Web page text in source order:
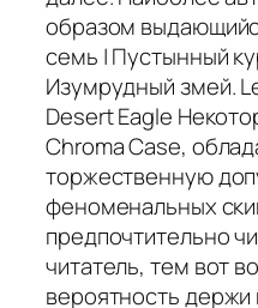
образом
семь | Пустынный
Изумрудный змей.
Desert Eagle
Chroma Case,
торжественную
феноменальных
предпочтительно
читатель, тем вот
вероятность